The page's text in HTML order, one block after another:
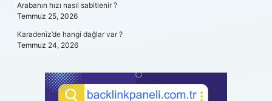
Arabanın hızı nasıl sabitlenir ?
Temmuz 25, 2026
Karadeniz’de hangi dağlar var ?
Temmuz 24, 2026